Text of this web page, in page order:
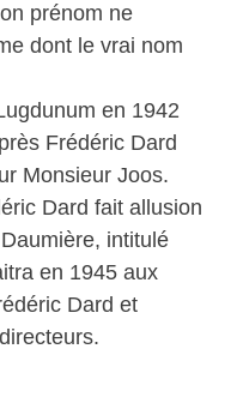
prénom ne
dont le vrai nom
en 1942
Frédéric Dard
Monsieur Joos.
Dard fait allusion
intitulé
en 1945 aux
Dard et